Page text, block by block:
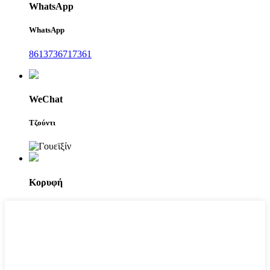
WhatsApp
WhatsApp
8613736717361
WeChat
Τζούντι
Κορυφή